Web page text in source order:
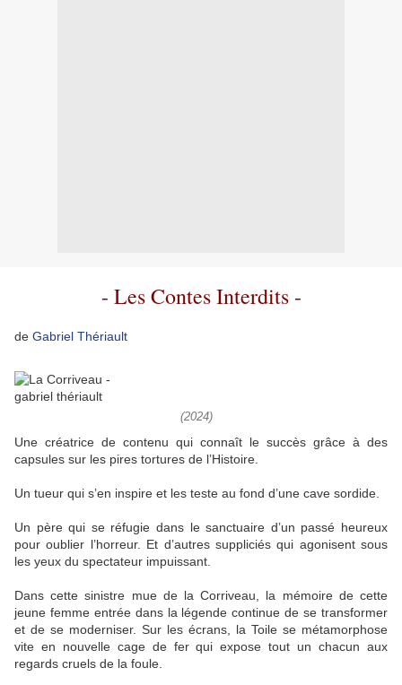
- Les Contes Interdits -
de Gabriel Thériault
(2024)
Une créatrice de contenu qui connaît le succès grâce à des
capsules sur les pires tortures de l’Histoire.
Un tueur qui s’en inspire et les teste au fond d’une cave sordide.
Un père qui se réfugie dans le sanctuaire d’un passé heureux
pour oublier l’horreur. Et d’autres suppliciés qui agonisent sous
les yeux du spectateur impuissant.
Dans cette sinistre mue de la Corriveau, la mémoire de cette
jeune femme entrée dans la légende continue de se transformer
et de se moderniser. Sur les écrans, la Toile se métamorphose
vite en nouvelle cage de fer qui expose tout un chacun aux
regards cruels de la foule.